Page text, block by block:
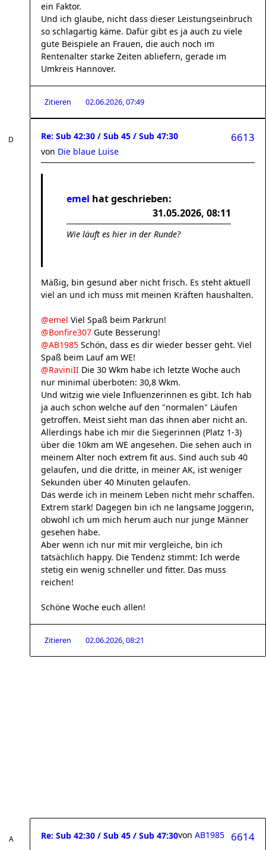
ein Faktor.
Und ich glaube, nicht dass dieser Leistungseinbruch
so schlagartig käme. Dafür gibt es ja auch zu viele
gute Beispiele an Frauen, die auch noch im
Rentenalter starke Zeiten abliefern, gerade im
Umkreis Hannover.
Zitieren 02.06.2026, 07:49
Re: Sub 42:30 / Sub 45 / Sub 47:30 6613
von Die blaue Luise
emel hat geschrieben:
31.05.2026, 08:11
Wie läuft es hier in der Runde?
Mäßig, bin gesund aber nicht frisch. Es steht aktuell
viel an und ich muss mit meinen Kräften haushalten.
@emel Viel Spaß beim Parkrun!
@Bonfire307 Gute Besserung!
@AB1985 Schön, dass es dir wieder besser geht. Viel
Spaß beim Lauf am WE!
@RaviniII Die 30 Wkm habe ich letzte Woche auch
nur minimal überboten: 30,8 Wkm.
Und witzig wie viele Influenzerinnen es gibt. Ich hab
ja auch schon welche auf den "normalen" Läufen
getroffen. Meist sieht man das ihnen aber nicht an.
Allerdings habe ich mir die Siegerinnen (Platz 1-3)
über die 10km am WE angesehen. Die sehen auch in
meinem Alter noch extrem fit aus. Sind auch sub 40
gelaufen, und die dritte, in meiner AK, ist weniger
Sekunden über 40 Minuten gelaufen.
Das werde ich in meinem Leben nicht mehr schaffen.
Extrem stark! Dagegen bin ich ne langsame Joggerin,
obwohl ich um mich herum auch nur junge Männer
gesehen habe.
Aber wenn ich nur mit mir vergleiche, bin ich
tatsächlich happy. Die Tendenz stimmt: Ich werde
stetig ein wenig schneller und fitter. Das muss
reichen!
Schöne Woche euch allen!
Zitieren 02.06.2026, 08:21
Re: Sub 42:30 / Sub 45 / Sub 47:30 6614
von AB1985